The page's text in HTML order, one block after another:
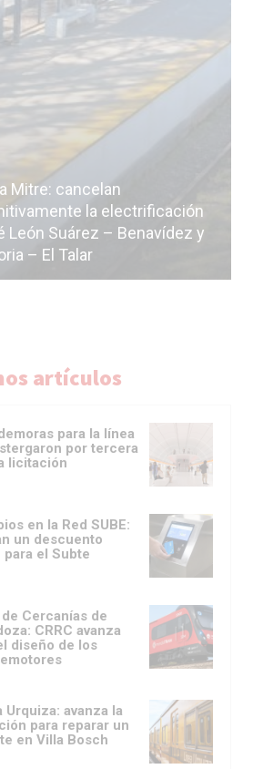
Mitre: cancelan
la electrificación
León Suárez – Benavídez y
– El Talar
artículos
para la línea
por tercera
licitación
en la Red SUBE:
un descuento
para el Subte
Cercanías de
CRRC avanza
diseño de los
Urquiza: avanza la
para reparar un
en Villa Bosch